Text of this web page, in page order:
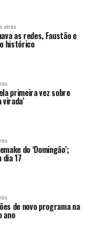
atrás
as redes, Faustão e
histórico
primeira vez sobre
virada’
do ‘Domingão’;
17
de novo programa na
ano